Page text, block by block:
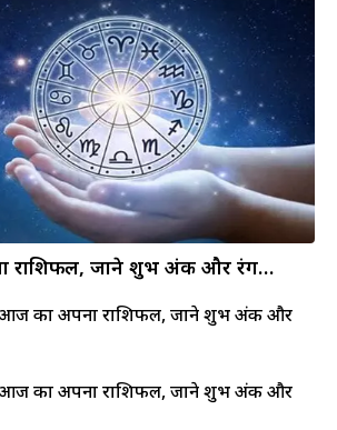
राशिफल, जाने शुभ अंक और रंग…
का अपना राशिफल, जाने शुभ अंक और
का अपना राशिफल, जाने शुभ अंक और